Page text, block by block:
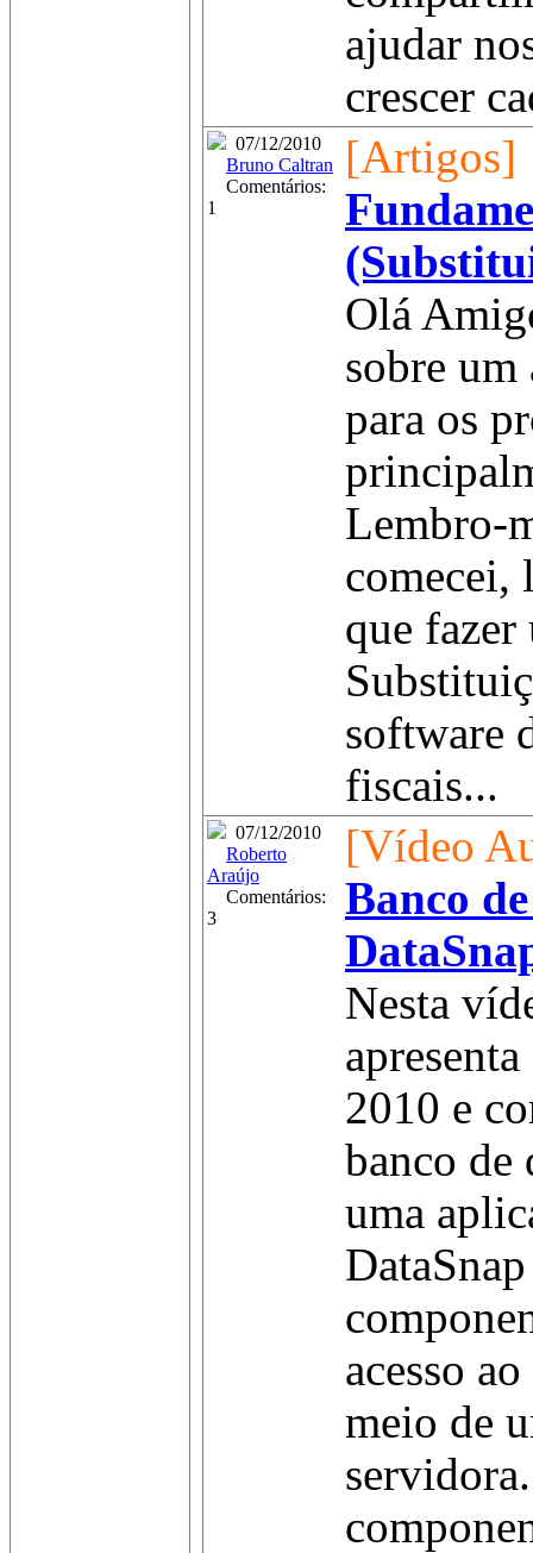
ajudar
crescer
07/12/2010
Bruno Caltran
Comentários:
1
[Artigos]
Olá
sobre um
para os
Lembro-
comecei,
que
software
fiscais...
07/12/2010
Roberto
Araújo
Comentários:
3
[Vídeo
Banco
Nesta
2010 e
banco de
uma
acesso
meio de